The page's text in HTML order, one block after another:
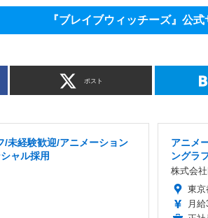
『ブレイブウィッチーズ』公式
ポスト
/未経験歓迎/アニメーション
ャル採用
アニメ
ングラ
株式会
東京
月